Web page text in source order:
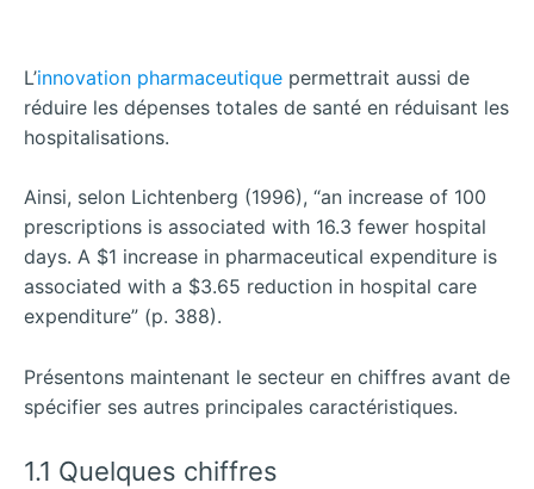
L’innovation pharmaceutique permettrait aussi de
réduire les dépenses totales de santé en réduisant les
hospitalisations.
Ainsi, selon Lichtenberg (1996), “an increase of 100
prescriptions is associated with 16.3 fewer hospital
days. A $1 increase in pharmaceutical expenditure is
associated with a $3.65 reduction in hospital care
expenditure” (p. 388).
Présentons maintenant le secteur en chiffres avant de
spécifier ses autres principales caractéristiques.
1.1 Quelques chiffres